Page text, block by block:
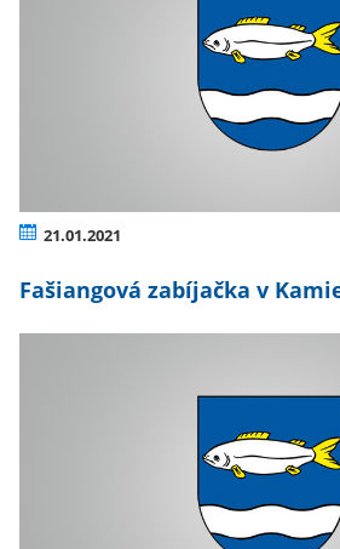
21.01.2021
Fašiangová zabíjačka v